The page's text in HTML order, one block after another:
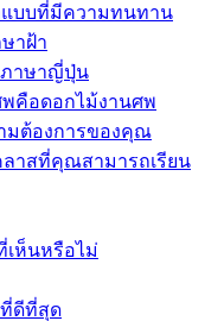
แบบที่มีความทนทาน
าฝ้า
ภาษาญี่ปุ่น
คือดอกไม้งานศพ
มต้องการของคุณ
าสที่คุณสามารถเรียน
เห็นหรือไม่
ดีที่สุด